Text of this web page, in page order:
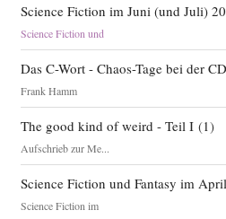
Science Fiction im Juni (und Juli)
Science Fiction und
Das C-Wort - Chaos-Tage bei der
Frank Hamm
The good kind of weird - Teil I(1)
Aufschrieb zur Me...
Science Fiction und Fantasy im
Science Fiction im